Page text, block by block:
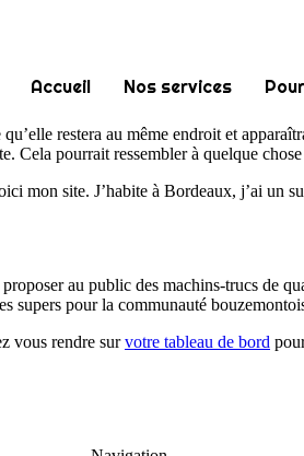
Accueil Nos services
restera au même endroit et
Cela pourrait ressembler à quelque
mon site. J’habite à Bordeaux, j’ai un
au public des machins-trucs de
supers pour la communauté
vous rendre survotre tableau de bord